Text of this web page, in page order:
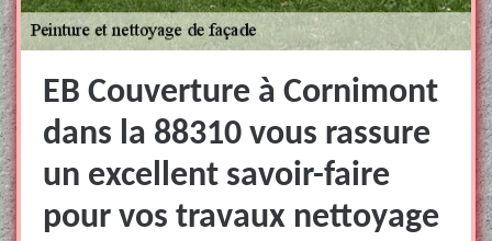
EB Couverture à Cornimont
dans la 88310 vous rassure
un excellent savoir-faire
pour vos travaux nettoyage